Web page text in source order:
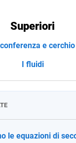
Superiori
e cerchio
I fluidi
le equazioni di